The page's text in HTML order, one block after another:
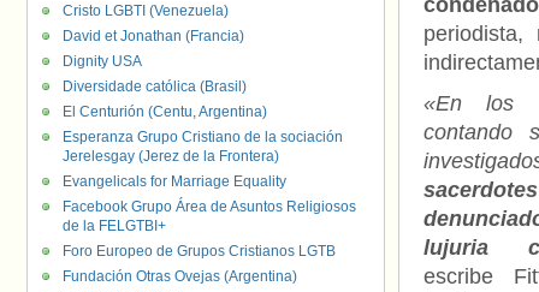
«En los
contando
lujuria
escribe
Cristo LGBTI (Venezuela)
David et Jonathan (Francia)
Dignity USA
Diversidade católica (Brasil)
El Centurión (Centu, Argentina)
Esperanza Grupo Cristiano de la sociación
Jerelesgay (Jerez de la Frontera)
Evangelicals for Marriage Equality
Facebook Grupo Área de Asuntos Religiosos
de la FELGTBI+
Foro Europeo de Grupos Cristianos LGTB
Fundación Otras Ovejas (Argentina)